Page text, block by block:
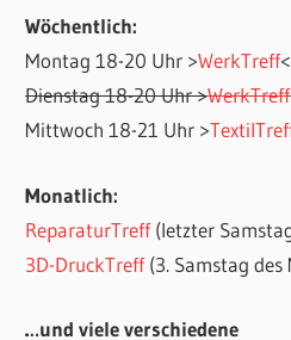
Wöchentlich:
Montag 18-20 Uhr >WerkTreff<
Dienstag 18-20 Uhr >WerkTreff
Mittwoch 18-21 Uhr >
Monatlich:
ReparaturTreff(letzter
3D-DruckTreff(3. Samstag des
…und viele verschiedene